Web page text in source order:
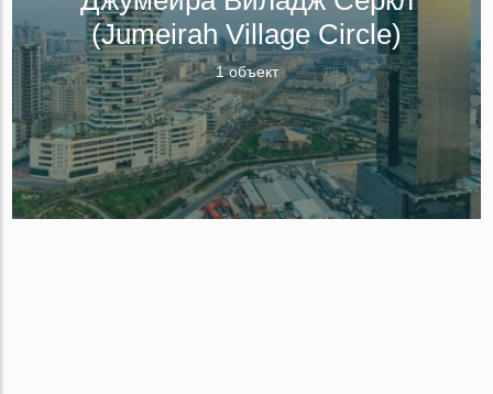
(Jumeirah Village Circle)
1 объект